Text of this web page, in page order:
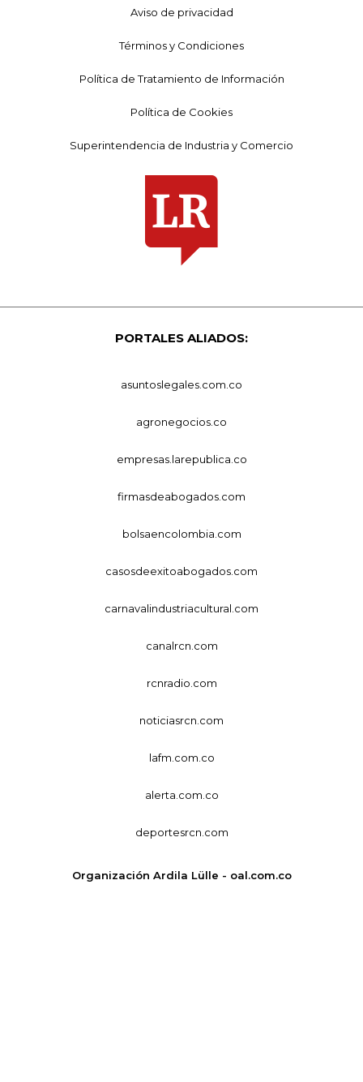
Aviso de privacidad
Términos y Condiciones
Política de Tratamiento de Información
Política de Cookies
Superintendencia de Industria y Comercio
PORTALES ALIADOS:
asuntoslegales.com.co
agronegocios.co
empresas.larepublica.co
firmasdeabogados.com
bolsaencolombia.com
casosdeexitoabogados.com
carnavalindustriacultural.com
canalrcn.com
rcnradio.com
noticiasrcn.com
lafm.com.co
alerta.com.co
deportesrcn.com
Organización Ardila Lülle - oal.com.co